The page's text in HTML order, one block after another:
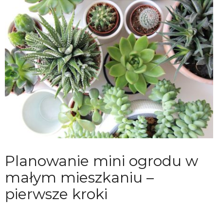
Planowanie mini ogrodu w
małym mieszkaniu –
pierwsze kroki